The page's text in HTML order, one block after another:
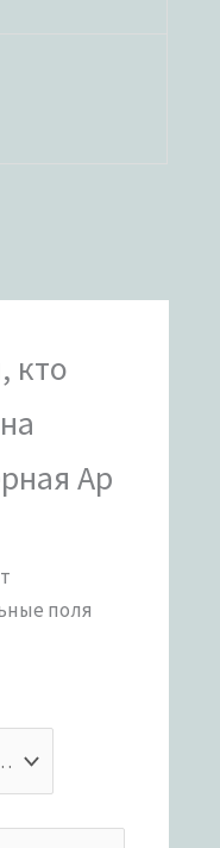
кто
Ap
поля